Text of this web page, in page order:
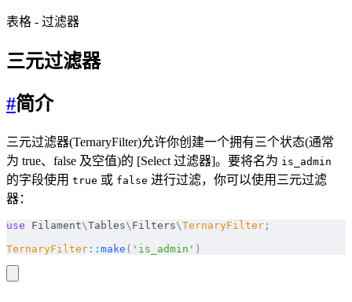
表格 - 过滤器
三元过滤器
#简介
三元过滤器(TernaryFilter)允许你创建一个拥有三个状态(通常
为 true、false 及空值)的 [Select 过滤器]。要将名为 is_admin
的字段使用 true 或 false 进行过滤，你可以使用三元过滤
器：
use Filament\Tables\ Filters\TernaryFilter ;
TernaryFilter :: make ( 'is_admin' )